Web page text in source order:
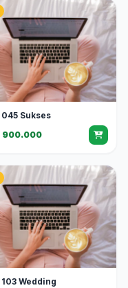
045 Sukses
900.000
103 Wedding